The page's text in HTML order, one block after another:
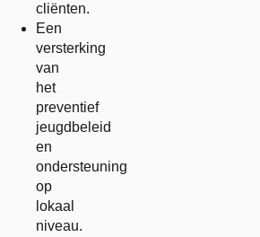
cliënten.
Een
versterking
van
het
preventief
jeugdbeleid
en
ondersteuning
op
lokaal
niveau.